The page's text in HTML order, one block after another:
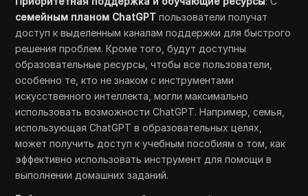
семейным планом ChatGPT пользователи получат
доступ к выделенным каналам поддержки для быстрого
решения проблем. Кроме того, будут доступны
образовательные ресурсы, чтобы все пользователи,
особенно те, кто не знаком с инструментами
искусственного интеллекта, могли максимально
использовать возможности ChatGPT. Например, семья,
использующая ChatGPT в образовательных целях,
может получить доступ к учебным пособиям о том, как
эффективно использовать инструмент для помощи в
выполнении домашних заданий.